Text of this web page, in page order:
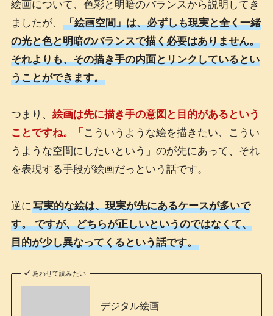
絵画について、色彩と明暗のバランスから説明してき
ましたが、
「絵画空間」は、必ずしも現実と全く一緒
の光と色と明暗のバランスで描く必要はありません。
それよりも、その描き手の内面とリンクしているとい
うことができます。
つまり、 絵画は先に描き手の意図と目的があるという
ことですね。「 こういうような絵を描きたい、こうい
うような空間にしたいという」のが先にあって、それ
を表現する手段が絵画だっという話です。
逆に写実的な絵は、現実が先にあるケースが多いで
す。 ですが、どちらが正しいというのではなくて、
目的が少し異なってくるという話です。
あわせて読みたい
デジタル絵画